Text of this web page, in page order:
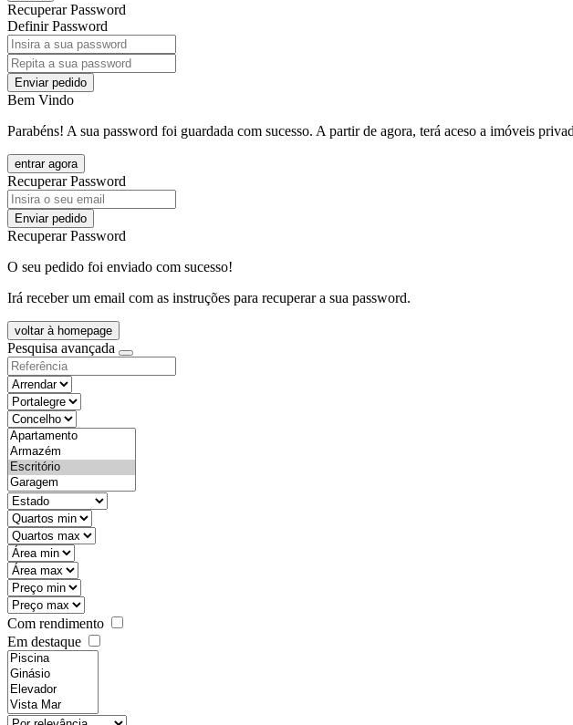
Recuperar Password
Definir Password
Enviar pedido
Bem Vindo
Parabéns! A sua password foi guardada com sucesso. A partir de agora, terá aceso a imóveis
entrar agora
Recuperar Password
Enviar pedido
Recuperar Password
O seu pedido foi enviado com sucesso!
Irá receber um email com as instruções para recuperar a sua password.
voltar à homepage
Pesquisa avançada
objective
districtId
countyId
types
state
mintypo
maxtypo
minarea
maxarea
minprice
maxprice
Com rendimento
Em destaque
features